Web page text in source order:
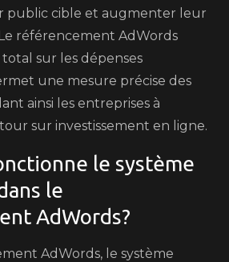
public cible et augmenter leur
référencement AdWords
sur les dépenses
une mesure précise des
ainsi les entreprises à
sur investissement en ligne.
le système
le
AdWords?
AdWords, le système